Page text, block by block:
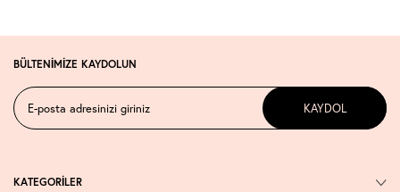
BÜLTENİMİZE KAYDOLUN
KAYDOL
KATEGORİLER